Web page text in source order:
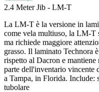
2.4 Meter Jib - LM-T
La LM-T è la versione in
come vela multiuso, la LM-T
ma richiede maggiore
grasso. Il laminato Technora
rispetto al Dacron e
parte dell'inventario vincente
a Tampa, in Florida. Include:
tubolare